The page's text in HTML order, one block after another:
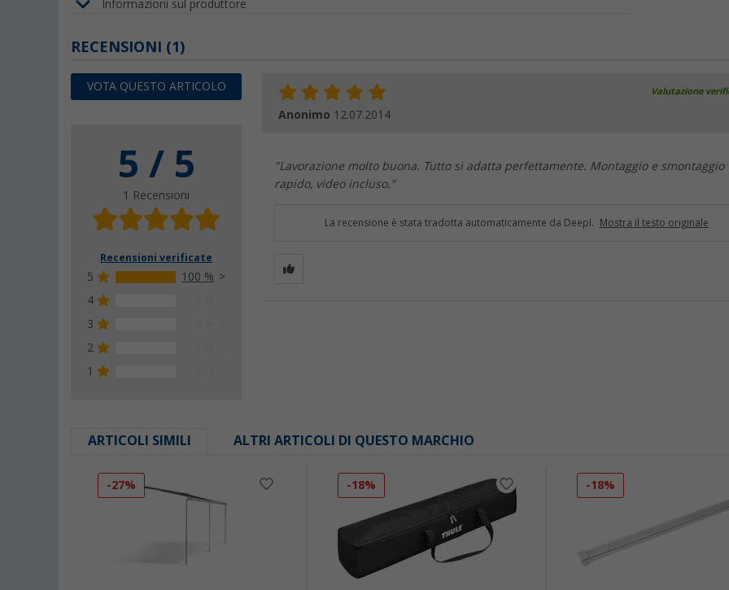
Informazioni sul produttore
RECENSIONI (1)
VOTA QUESTO ARTICOLO
5 / 5
1 Recensioni
Recensioni verificate
5
100 %
4
3
2
1
Valutazione
Anonimo 12.07.2014
"Lavorazione molto buona. Tutto si adatta perfettamente. Montaggio e smontaggio
rapido, video incluso."
La recensione è stata tradotta automaticamente da Deepl. Mostra il testo originale
ARTICOLI SIMILI ALTRI ARTICOLI DI QUESTO MARCHIO
-27% -18% -18%